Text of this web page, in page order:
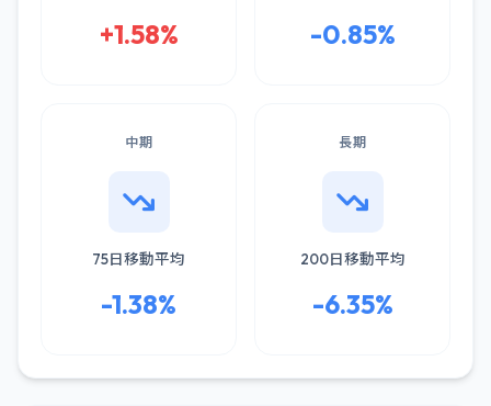
+1.58% -0.85%
中期
75日移動平均
-1.38%
長期
200日移動平均
-6.35%